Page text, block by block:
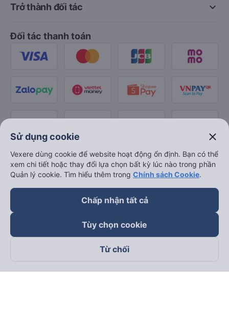
keyboard_arrow_down
Trở thành đối tác
Đối tác thanh toán
Theo dõi chúng tôi trên
Sử dụng cookie close
Vexere dùng cookie để website hoạt động ổn định. Bạn có thể
xem chi tiết hoặc thay đổi lựa chọn bất kỳ lúc nào trong phần
Quản lý cookie. Tìm hiểu thêm trong Chính sách Cookie.
Chấp nhận tất cả
Tùy chọn cookie
Từ chối